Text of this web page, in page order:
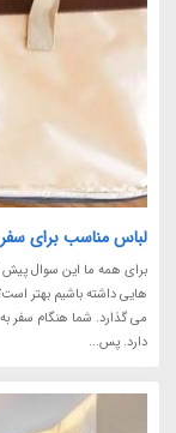
لباس مناسب برای
برای همه ما این سوال پیش
هایی داشته باشیم بهتر
می گذارد. شما هنگام سفر
دارد. پس...